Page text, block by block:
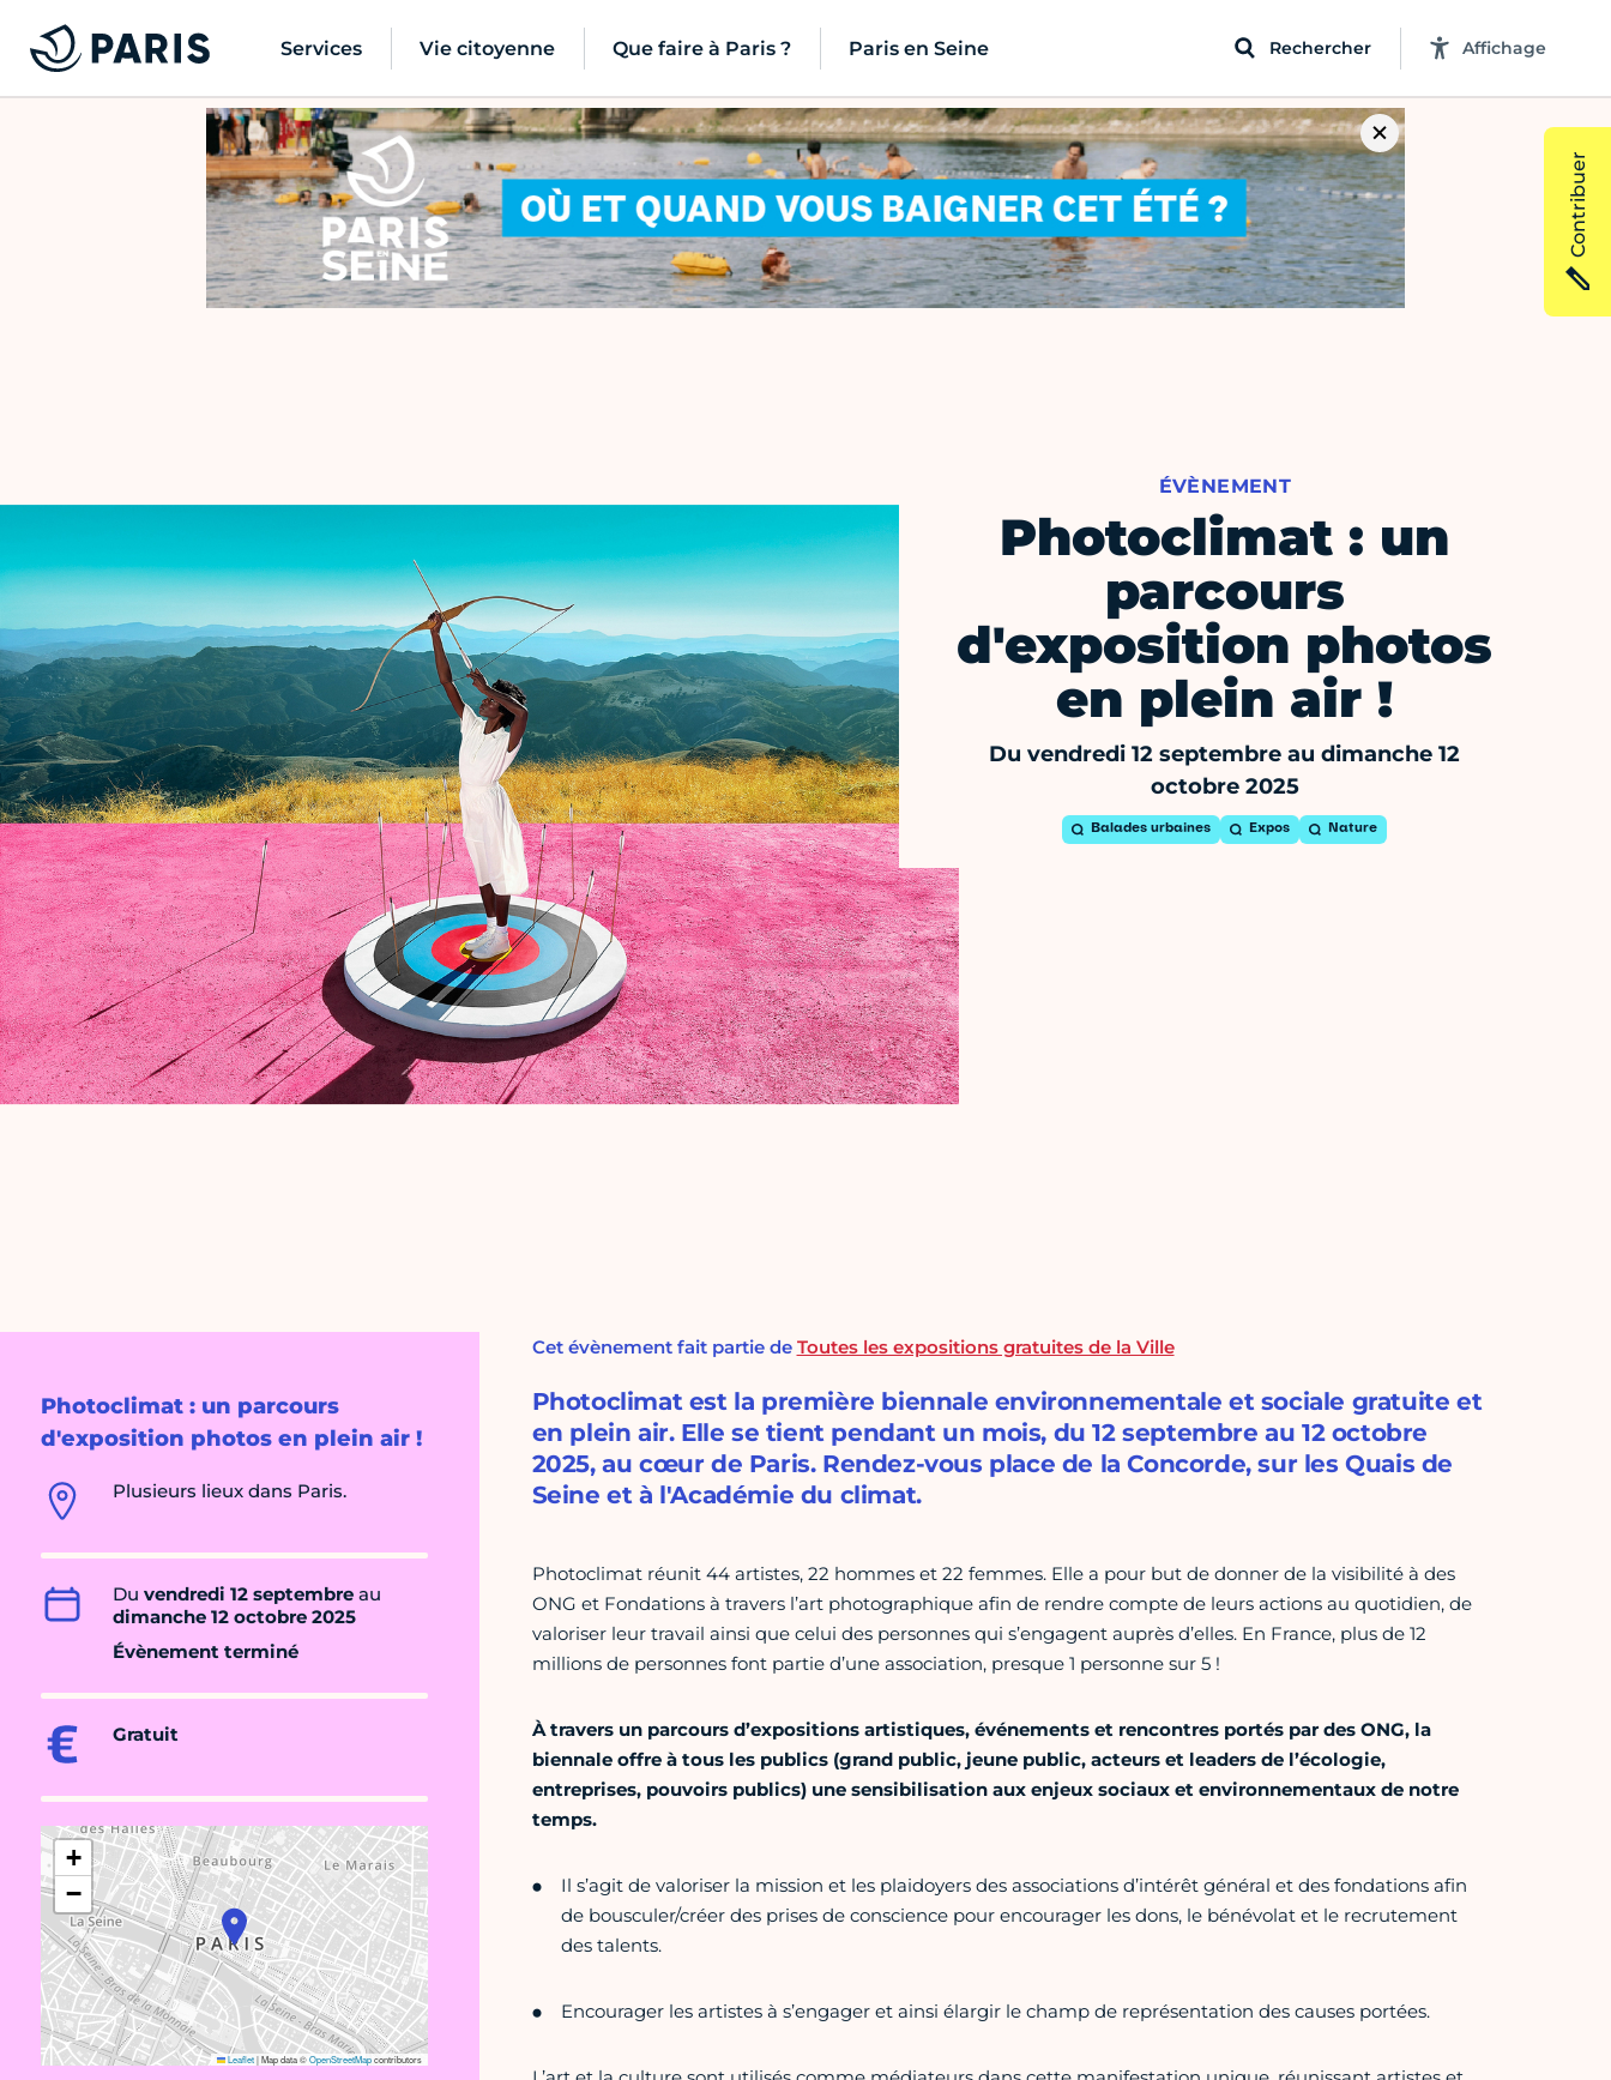
Services Vie citoyenne Que faire à Paris ? Paris en Seine Rechercher Affichage
ÉVÈNEMENT
Photoclimat : un
parcours
d'exposition photos
en plein air !
Du vendredi 12 septembre au dimanche 12
octobre 2025
Balades urbaines Expos Nature
Photoclimat : un parcours
d'exposition photos en plein air !
Plusieurs lieux dans Paris.
Du vendredi 12 septembre au
dimanche 12 octobre 2025
Évènement terminé
Gratuit
+
−
Leaflet|Map data ©OpenStreetMapcontributors
Cet évènement fait partie de Toutes les expositions gratuites de la Ville
Photoclimat est la première biennale environnementale et sociale gratuite et
en plein air. Elle se tient pendant un mois, du 12 septembre au 12 octobre
2025, au cœur de Paris. Rendez-vous place de la Concorde, sur les Quais de
Seine et à l'Académie du climat.
Photoclimat réunit 44 artistes, 22 hommes et 22 femmes. Elle a pour but de donner de la visibilité à des
ONG et Fondations à travers l’art photographique afin de rendre compte de leurs actions au quotidien, de
valoriser leur travail ainsi que celui des personnes qui s’engagent auprès d’elles. En France, plus de 12
millions de personnes font partie d’une association, presque 1 personne sur 5 !
À travers un parcours d’expositions artistiques, événements et rencontres portés par des ONG, la
biennale offre à tous les publics (grand public, jeune public, acteurs et leaders de l’écologie,
entreprises, pouvoirs publics) une sensibilisation aux enjeux sociaux et environnementaux de notre
temps.
Il s’agit de valoriser la mission et les plaidoyers des associations d’intérêt général et des fondations afin
de bousculer/créer des prises de conscience pour encourager les dons, le bénévolat et le recrutement
des talents.
Encourager les artistes à s’engager et ainsi élargir le champ de représentation des causes portées.
Contribuer